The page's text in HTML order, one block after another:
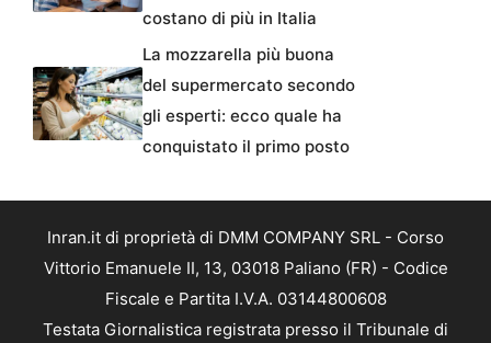
costano di più in Italia
La mozzarella più buona
del supermercato secondo
gli esperti: ecco quale ha
conquistato il primo posto
Inran.it di proprietà di DMM COMPANY SRL - Corso
Vittorio Emanuele II, 13, 03018 Paliano (FR) - Codice
Fiscale e Partita I.V.A. 03144800608
Testata Giornalistica registrata presso il Tribunale di